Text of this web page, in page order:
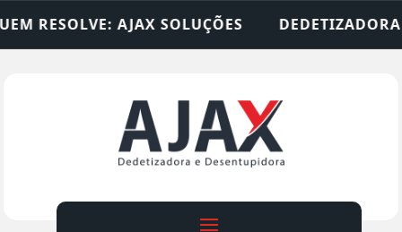
DEDETIZADORA • DESENTUPIDORA •